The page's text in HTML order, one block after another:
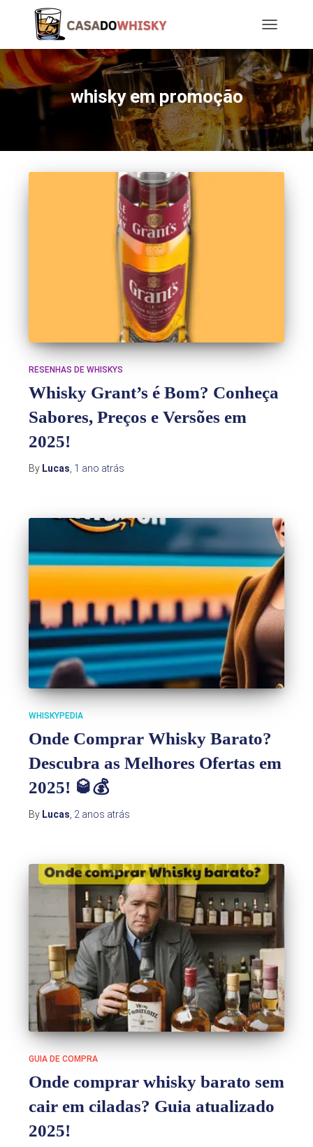
whisky em promoção
RESENHAS DE WHISKYS
Whisky Grant’s é Bom? Conheça
Sabores, Preços e Versões em
2025!
By Lucas 1 ano atrás
WHISKYPEDIA
Onde Comprar Whisky Barato?
Descubra as Melhores Ofertas em
2025! 🥃💰
By Lucas 2 anos atrás
GUIA DE COMPRA
Onde comprar whisky barato sem
cair em ciladas? Guia atualizado
2025!